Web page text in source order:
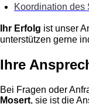
Koordination des
Ihr Erfolg ist unser
unterstützen gerne
Ihre
Bei Fragen oder
Mosert, sie ist die